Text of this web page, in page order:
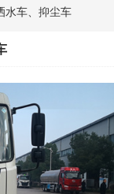
水车、抑尘车